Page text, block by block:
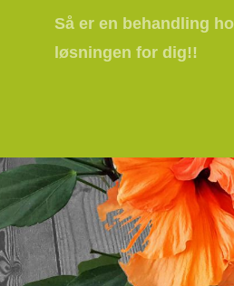
Så er en behandling
løsningen for dig!!